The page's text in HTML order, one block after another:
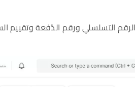
التسلسلي ورقم الدُفعة وتقييم